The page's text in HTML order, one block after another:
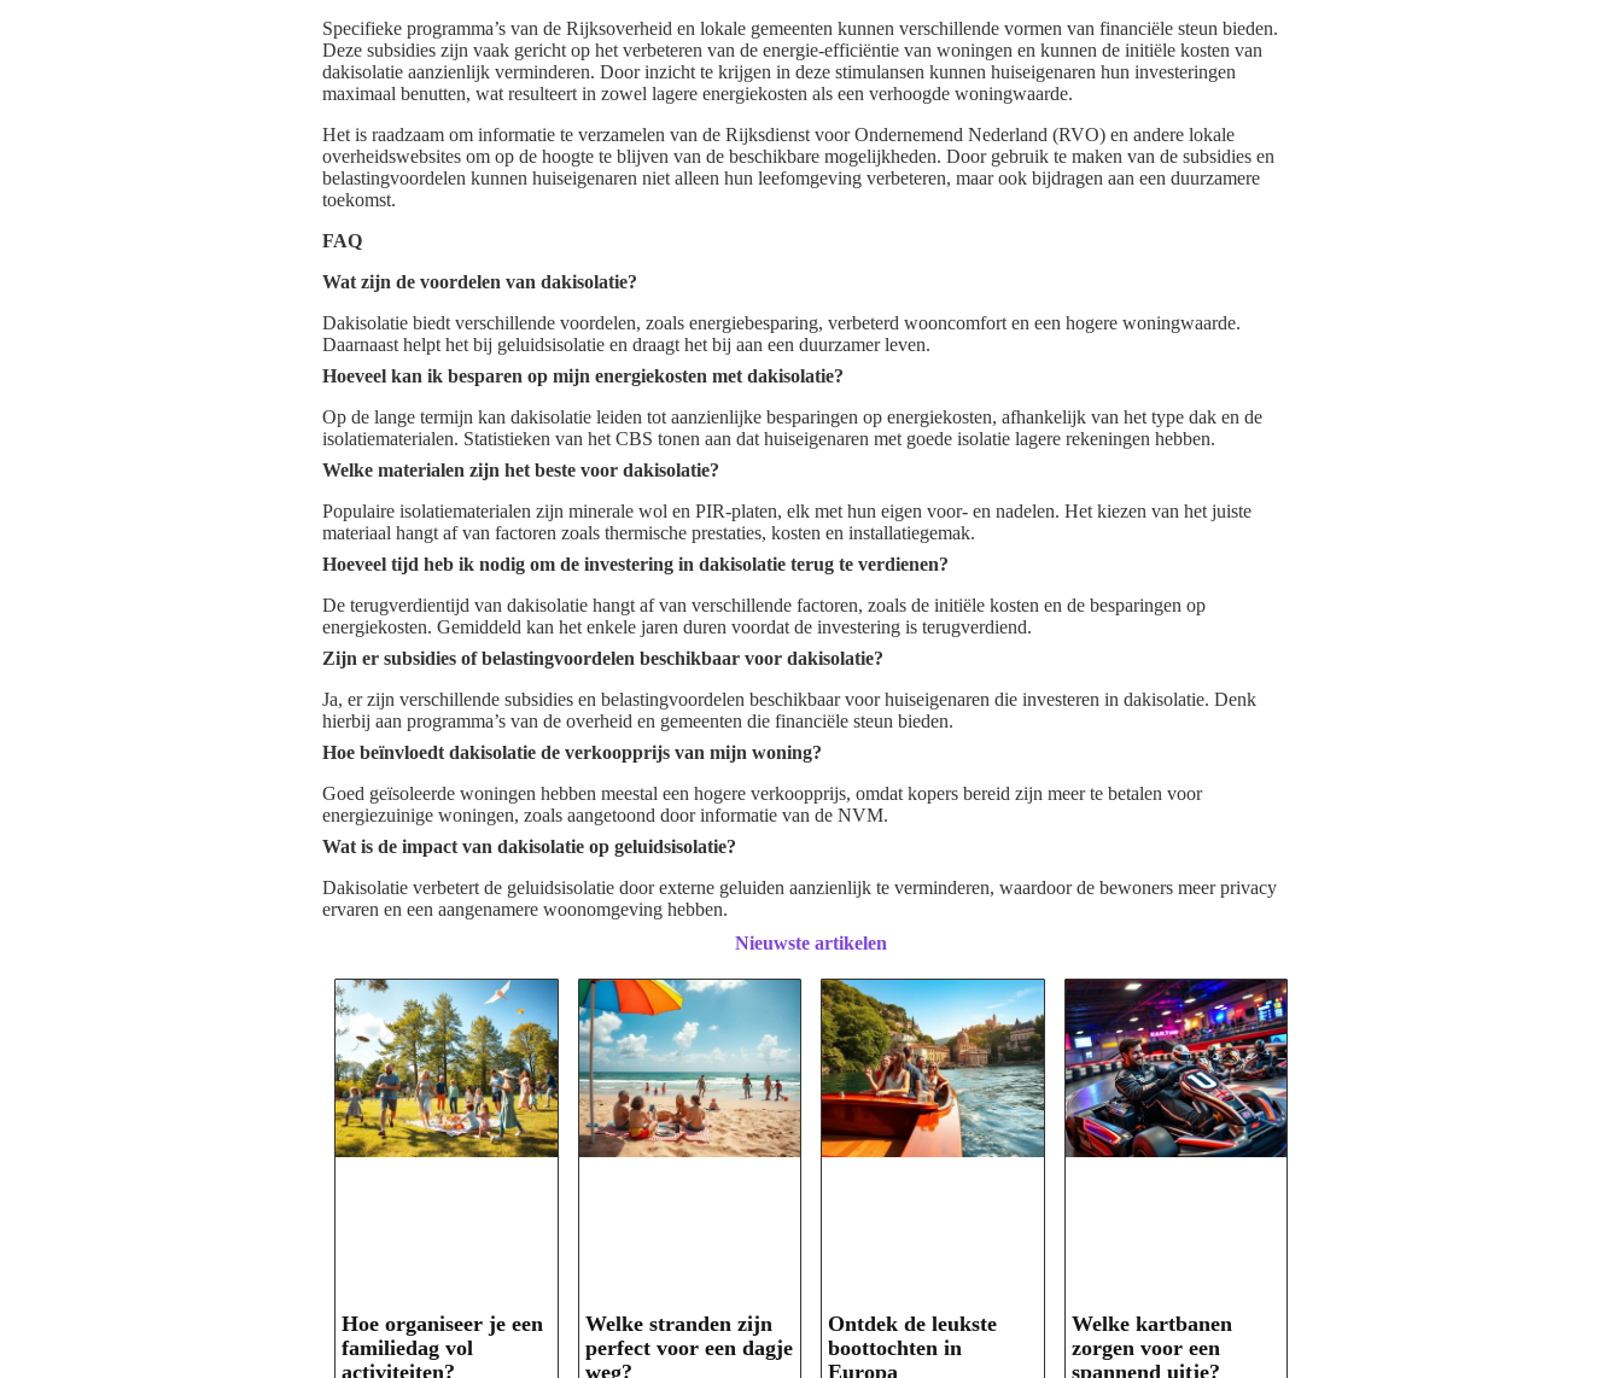
Specifieke programma’s van de Rijksoverheid en lokale gemeenten kunnen verschillende vormen van financiële steun bieden.
Deze subsidies zijn vaak gericht op het verbeteren van de energie-efficiëntie van woningen en kunnen de initiële kosten van
dakisolatie aanzienlijk verminderen. Door inzicht te krijgen in deze stimulansen kunnen huiseigenaren hun investeringen
maximaal benutten, wat resulteert in zowel lagere energiekosten als een verhoogde woningwaarde.
Het is raadzaam om informatie te verzamelen van de Rijksdienst voor Ondernemend Nederland (RVO) en andere lokale
overheidswebsites om op de hoogte te blijven van de beschikbare mogelijkheden. Door gebruik te maken van de subsidies en
belastingvoordelen kunnen huiseigenaren niet alleen hun leefomgeving verbeteren, maar ook bijdragen aan een duurzamere
toekomst.
FAQ
Wat zijn de voordelen van dakisolatie?
Dakisolatie biedt verschillende voordelen, zoals energiebesparing, verbeterd wooncomfort en een hogere woningwaarde.
Daarnaast helpt het bij geluidsisolatie en draagt het bij aan een duurzamer leven.
Hoeveel kan ik besparen op mijn energiekosten met dakisolatie?
Op de lange termijn kan dakisolatie leiden tot aanzienlijke besparingen op energiekosten, afhankelijk van het type dak en de
isolatiematerialen. Statistieken van het CBS tonen aan dat huiseigenaren met goede isolatie lagere rekeningen hebben.
Welke materialen zijn het beste voor dakisolatie?
Populaire isolatiematerialen zijn minerale wol en PIR-platen, elk met hun eigen voor- en nadelen. Het kiezen van het juiste
materiaal hangt af van factoren zoals thermische prestaties, kosten en installatiegemak.
Hoeveel tijd heb ik nodig om de investering in dakisolatie terug te verdienen?
De terugverdientijd van dakisolatie hangt af van verschillende factoren, zoals de initiële kosten en de besparingen op
energiekosten. Gemiddeld kan het enkele jaren duren voordat de investering is terugverdiend.
Zijn er subsidies of belastingvoordelen beschikbaar voor dakisolatie?
Ja, er zijn verschillende subsidies en belastingvoordelen beschikbaar voor huiseigenaren die investeren in dakisolatie. Denk
hierbij aan programma’s van de overheid en gemeenten die financiële steun bieden.
Hoe beïnvloedt dakisolatie de verkoopprijs van mijn woning?
Goed geïsoleerde woningen hebben meestal een hogere verkoopprijs, omdat kopers bereid zijn meer te betalen voor
energiezuinige woningen, zoals aangetoond door informatie van de NVM.
Wat is de impact van dakisolatie op geluidsisolatie?
Dakisolatie verbetert de geluidsisolatie door externe geluiden aanzienlijk te verminderen, waardoor de bewoners meer privacy
ervaren en een aangenamere woonomgeving hebben.
Nieuwste artikelen
Hoe organiseer je een
familiedag vol
activiteiten?
Welke stranden zijn
perfect voor een dagje
weg?
Ontdek de leukste
boottochten in
Europa
Welke kartbanen
zorgen voor een
spannend uitje?